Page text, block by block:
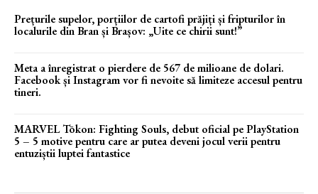
Prețurile supelor, porțiilor de cartofi prăjiți și fripturilor în
localurile din Bran și Brașov: „Uite ce chirii sunt!”
Meta a înregistrat o pierdere de 567 de milioane de dolari.
Facebook și Instagram vor fi nevoite să limiteze accesul pentru
tineri.
MARVEL Tōkon: Fighting Souls, debut oficial pe PlayStation
5 – 5 motive pentru care ar putea deveni jocul verii pentru
entuziștii luptei fantastice